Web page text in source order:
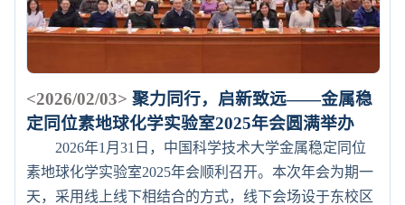
<2026/02/03> 聚力同行，启新致远——金属稳
定同位素地球化学实验室2025年会圆满举办
2026年1月31日，中国科学技术大学金属稳定同位
素地球化学实验室2025年会顺利召开。本次年会为期一
天，采用线上线下相结合的方式，线下会场设于东校区